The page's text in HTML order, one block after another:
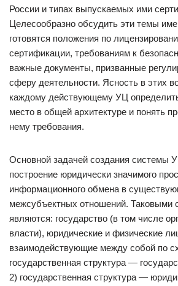
России и типах выпускаемых ими
Целесообразно обсудить эти темы
готовятся положения по
сертификации, требованиям к
важные документы, призванные
сферу деятельности. Ясность в этих
каждому действующему УЦ
место в общей архитектуре и понять
нему требования.
Основной задачей создания системы
построение юридически значимого
информационного обмена в
межсубъектных отношений. Таковыми
являются: государство (в том числе
власти), юридические и физические
взаимодействующие между собой по
государственная структура —
2) государственная структура —